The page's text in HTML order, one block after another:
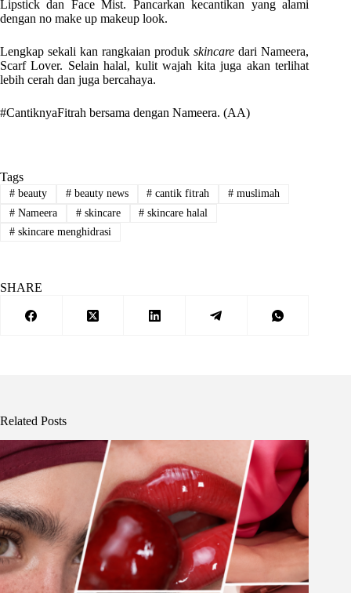
Lipstick dan Face Mist. Pancarkan kecantikan yang alami
dengan no make up makeup look.
Lengkap sekali kan rangkaian produkskincaredari Nameera,
Scarf Lover. Selain halal, kulit wajah kita juga akan terlihat
lebih cerah dan juga bercahaya.
#CantiknyaFitrah bersama dengan Nameera. (AA)
Tags
#beauty #beauty news # cantik fitrah # muslimah
#Nameera #skincare # skincare halal
#skincare menghidrasi
SHARE
Related Posts